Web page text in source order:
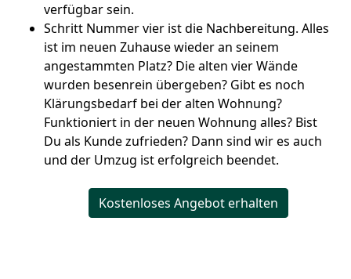
verfügbar sein.
Schritt Nummer vier ist die Nachbereitung. Alles
ist im neuen Zuhause wieder an seinem
angestammten Platz? Die alten vier Wände
wurden besenrein übergeben? Gibt es noch
Klärungsbedarf bei der alten Wohnung?
Funktioniert in der neuen Wohnung alles? Bist
Du als Kunde zufrieden? Dann sind wir es auch
und der Umzug ist erfolgreich beendet.
Kostenloses Angebot erhalten